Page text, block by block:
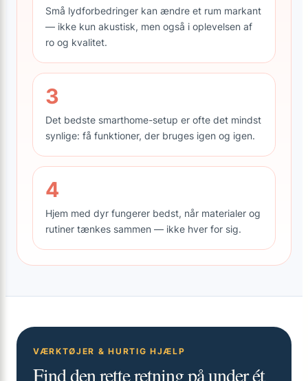
Små lydforbedringer kan ændre et rum markant
— ikke kun akustisk, men også i oplevelsen af
ro og kvalitet.
3
Det bedste smarthome-setup er ofte det mindst
synlige: få funktioner, der bruges igen og igen.
4
Hjem med dyr fungerer bedst, når materialer og
rutiner tænkes sammen — ikke hver for sig.
VÆRKTØJER & HURTIG HJÆLP
Find den rette retning på under ét